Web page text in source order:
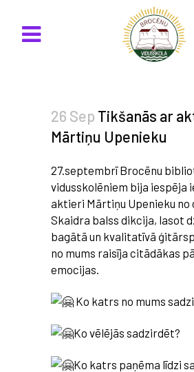
26 Sep Tikšanās ar
Mārtiņu Upenieku
27.septembrī Brocēnu
vidusskolēniem bija iespēja
aktieri Mārtiņu Upenieku no
Skaidra balss dikcija, lasot
bagātā un kvalitatīvā
no mums raisīja citādākas
emocijas.
Ko katrs no mums
Ko vēlējās sadzirdēt?
Ko katrs paņēma līdzi